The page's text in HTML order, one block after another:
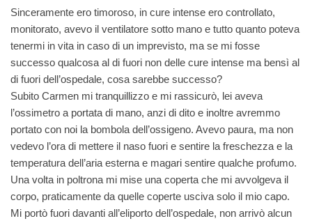
Sinceramente ero timoroso, in cure intense ero controllato,
monitorato, avevo il ventilatore sotto mano e tutto quanto poteva
tenermi in vita in caso di un imprevisto, ma se mi fosse
successo qualcosa al di fuori non delle cure intense ma bensì al
di fuori dell’ospedale, cosa sarebbe successo?
Subito Carmen mi tranquillizzo e mi rassicurò, lei aveva
l’ossimetro a portata di mano, anzi di dito e inoltre avremmo
portato con noi la bombola dell’ossigeno. Avevo paura, ma non
vedevo l’ora di mettere il naso fuori e sentire la freschezza e la
temperatura dell’aria esterna e magari sentire qualche profumo.
Una volta in poltrona mi mise una coperta che mi avvolgeva il
corpo, praticamente da quelle coperte usciva solo il mio capo.
Mi portò fuori davanti all’eliporto dell’ospedale, non arrivò alcun